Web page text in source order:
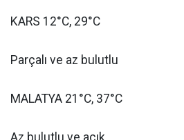
KARS 12°C, 29°C
Parçalı ve az bulutlu
MALATYA 21°C, 37°C
Az bulutlu ve açık